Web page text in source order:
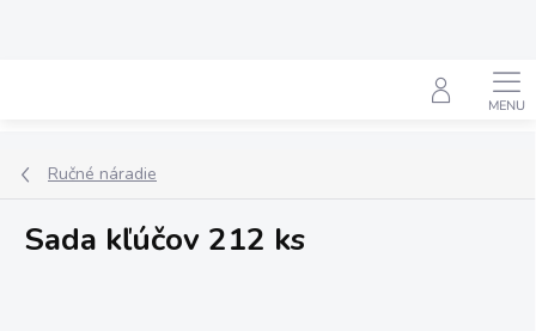
Hľadať
Ručné náradie
Sada kľúčov 212 ks